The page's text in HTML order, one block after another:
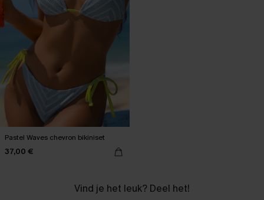
Pastel Waves chevron bikiniset
37,00 €
Vind je het leuk? Deel het!